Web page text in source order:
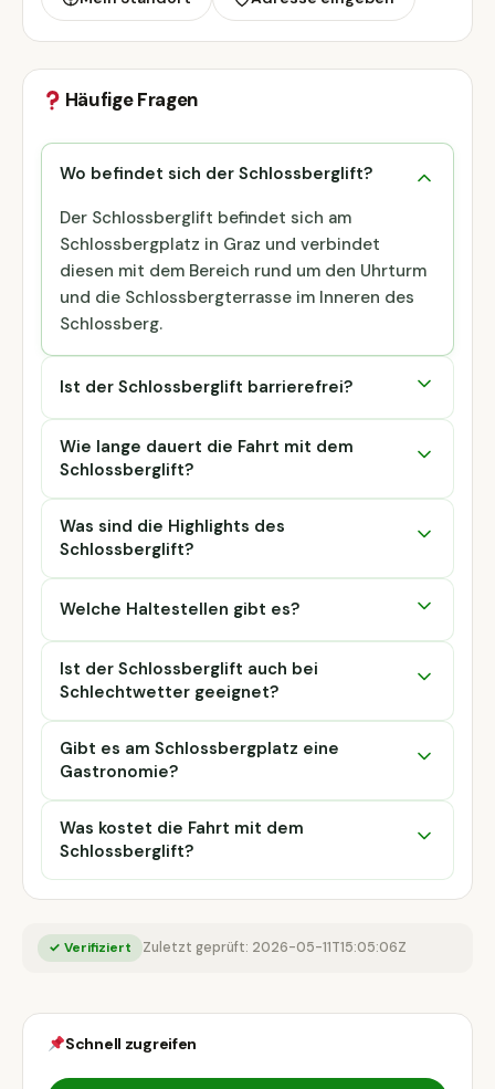
Häufige Fragen
Wo befindet sich der Schlossberglift?
Der Schlossberglift befindet sich am
Schlossbergplatz in Graz und verbindet
diesen mit dem Bereich rund um den Uhrturm
und die Schlossbergterrasse im Inneren des
Schlossberg.
Ist der Schlossberglift barrierefrei?
Wie lange dauert die Fahrt mit dem
Schlossberglift?
Was sind die Highlights des
Schlossberglift?
Welche Haltestellen gibt es?
Ist der Schlossberglift auch bei
Schlechtwetter geeignet?
Gibt es am Schlossbergplatz eine
Gastronomie?
Was kostet die Fahrt mit dem
Schlossberglift?
✓ Verifiziert Zuletzt geprüft: 2026-05-11T15:05:06Z
Schnell zugreifen